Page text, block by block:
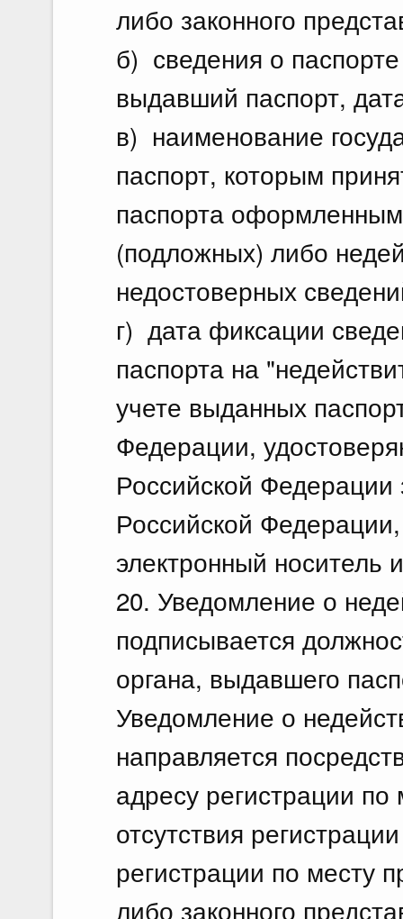
либо законного
б) сведения о
выдавший паспорт,
в) наименование
паспорт, которым
паспорта
(подложных) либо
недостоверных
г) дата фиксации
паспорта на
учете выданных
Федерации,
Российской
Российской
электронный носитель
20. Уведомление о
подписывается
органа, выдавшего
Уведомление о
направляется
адресу регистрации
отсутствия
регистрации по месту
либо законного